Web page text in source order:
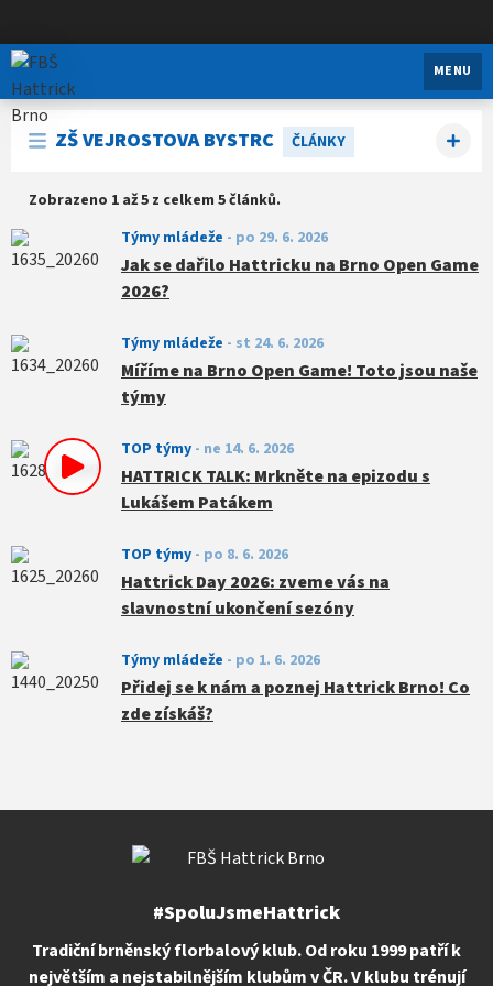
FBŠ Hattrick Brno
MENU
ZŠ VEJROSTOVA BYSTRC ČLÁNKY
Zobrazeno 1 až 5 z celkem 5 článků.
Týmy mládeže - po 29. 6. 2026
Jak se dařilo Hattricku na Brno Open Game
2026?
Týmy mládeže - st 24. 6. 2026
Míříme na Brno Open Game! Toto jsou naše
týmy
TOP týmy - ne 14. 6. 2026
HATTRICK TALK: Mrkněte na epizodu s
Lukášem Patákem
TOP týmy - po 8. 6. 2026
Hattrick Day 2026: zveme vás na
slavnostní ukončení sezóny
Týmy mládeže - po 1. 6. 2026
Přidej se k nám a poznej Hattrick Brno! Co
zde získáš?
#SpoluJsmeHattrick
Tradiční brněnský florbalový klub. Od roku 1999 patří k
největším a nejstabilnějším klubům v ČR. V klubu trénují